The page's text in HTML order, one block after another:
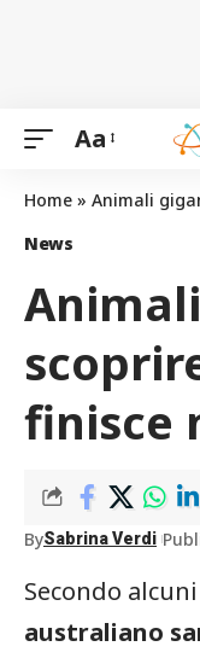
Aa
Home » Animali
News
finisce
BySabrina Verdi
Secondo
australiano